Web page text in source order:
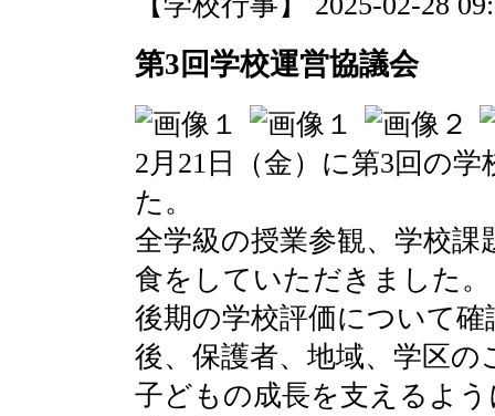
第3回学校運営協議会
2月21日（金）に第3回の
た。
全学級の授業参観、学校
食をしていただきました。
後期の学校評価について
後、保護者、地域、学区
子どもの成長を支えるよ